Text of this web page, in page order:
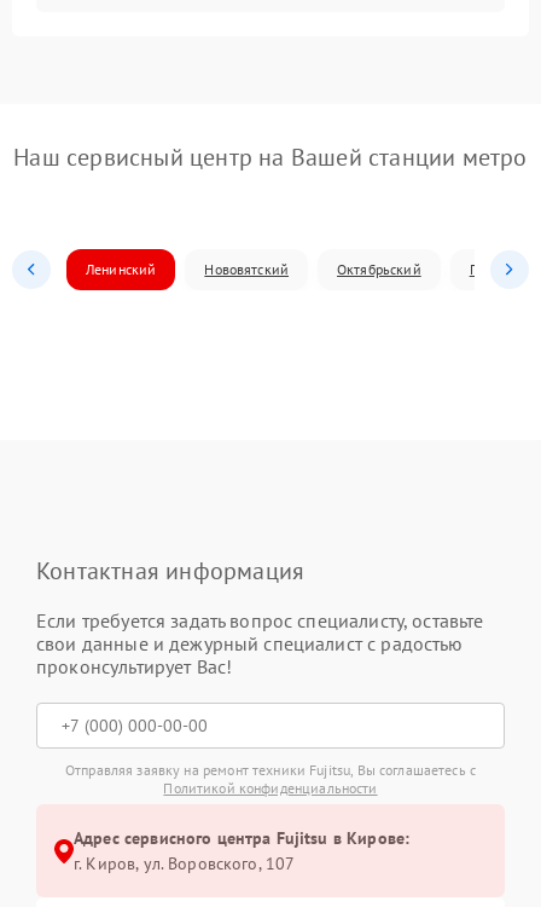
Наш сервисный центр на Вашей станции метро
Ленинский Нововятский Октябрьский
Контактная информация
Если требуется задать вопрос специалисту, оставьте
свои данные и дежурный специалист с радостью
проконсультирует Вас!
Отправляя заявку на ремонт техники Fujitsu, Вы соглашаетесь с
Политикой конфиденциальности
Адрес сервисного центра Fujitsu в Кирове:
г. Киров, ул. Воровского, 107